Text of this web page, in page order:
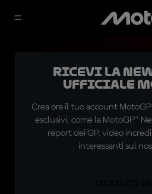
Ricevi la
ufficiale
Crea ora il tuo account
esclusivi, come la MotoGP™
report dei GP, video
interessanti sul